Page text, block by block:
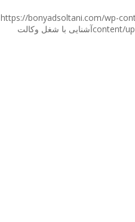
https://bonyadsoltani.com/wp-
content/آشنایی با شغل وکالت